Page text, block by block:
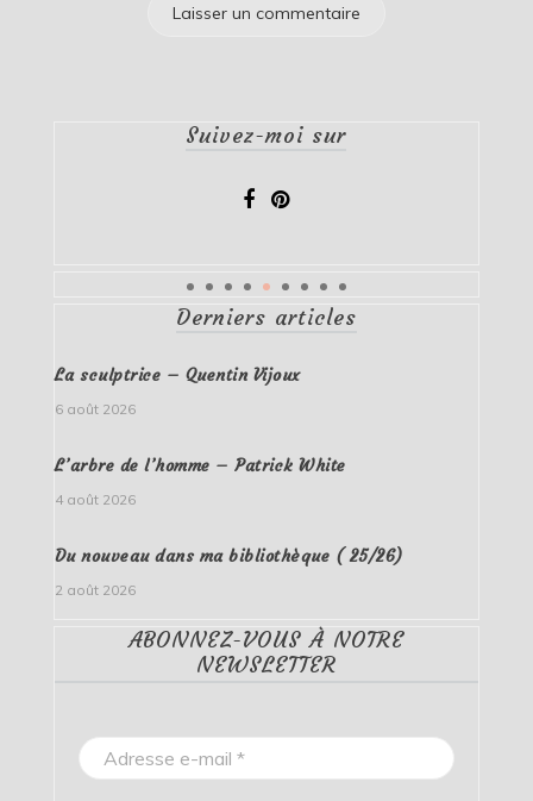
Suivez-moi sur
Derniers articles
La sculptrice – Quentin Vijoux
6 août 2026
L’arbre de l’homme – Patrick White
4 août 2026
Du nouveau dans ma bibliothèque ( 25/26)
2 août 2026
ABONNEZ-VOUS À NOTRE
NEWSLETTER